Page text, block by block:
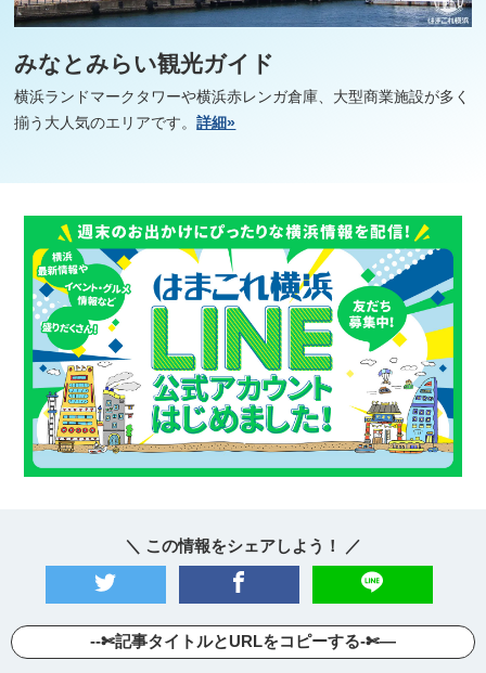
みなとみらい観光ガイド
横浜ランドマークタワーや横浜赤レンガ倉庫、大型商業施設が多く
揃う大人気のエリアです。詳細»
＼ この情報をシェアしよう！ ／
--✄記事タイトルとURLをコピーする-✄—